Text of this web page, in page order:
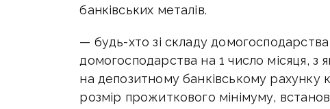
банківських металів.
— будь-хто зі складу домогосподарства
домогосподарства на 1 число місяця, з
на депозитному банківському
розмір прожиткового мінімуму,